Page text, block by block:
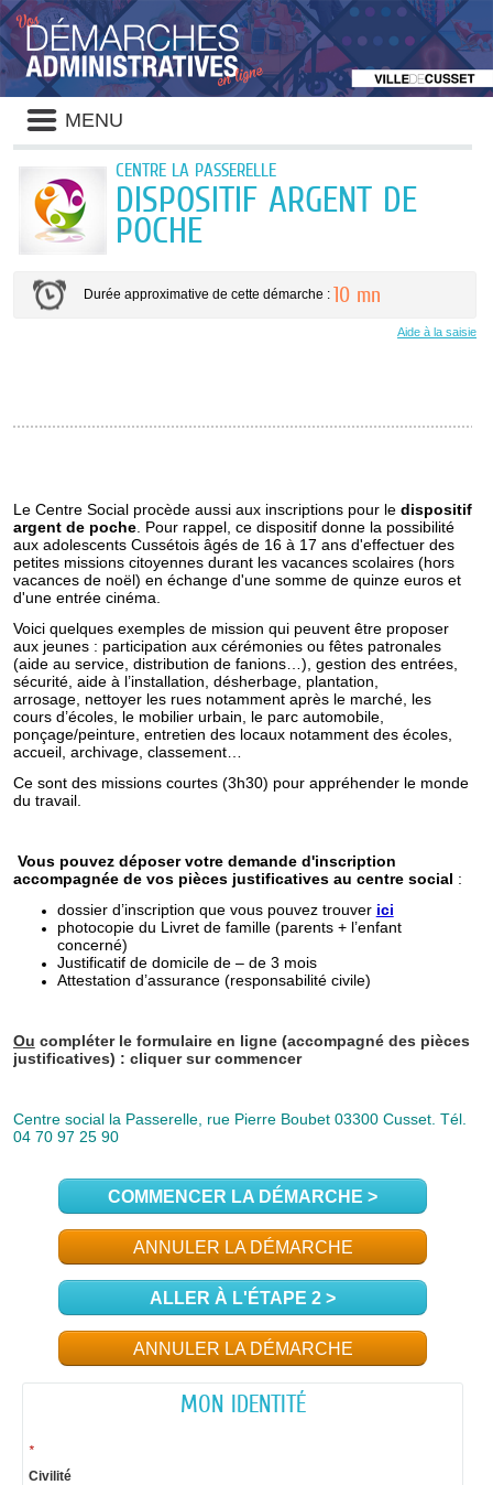
Liste
des
avertissements
MENU
CENTRE LA PASSERELLE
DISPOSITIF ARGENT DE
POCHE
Durée approximative de cette démarche : 10 mn
Aide à la saisie
COMMENCER LA DÉMARCHE >
ANNULER LA DÉMARCHE
ALLER À L'ÉTAPE 2 >
ANNULER LA DÉMARCHE
MON IDENTITÉ
*
Civilité